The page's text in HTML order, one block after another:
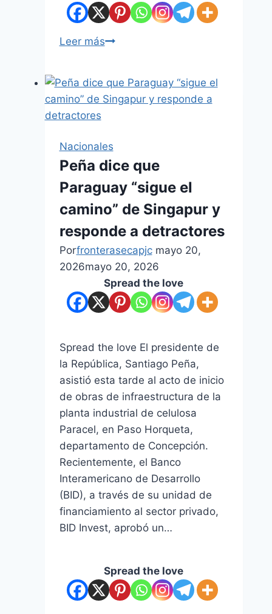
Leer más
Nacionales
Peña dice que
Paraguay “sigue el
camino” de Singapur y
responde a detractores
Porfronterasecapjc mayo 20,
2026mayo 20, 2026
Spread the love
Spread the love El presidente de
la República, Santiago Peña,
asistió esta tarde al acto de inicio
de obras de infraestructura de la
planta industrial de celulosa
Paracel, en Paso Horqueta,
departamento de Concepción.
Recientemente, el Banco
Interamericano de Desarrollo
(BID), a través de su unidad de
financiamiento al sector privado,
BID Invest, aprobó un…
Spread the love